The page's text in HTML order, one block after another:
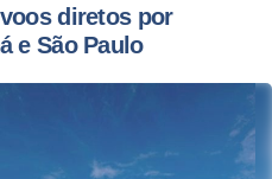
diretos por
e São Paulo